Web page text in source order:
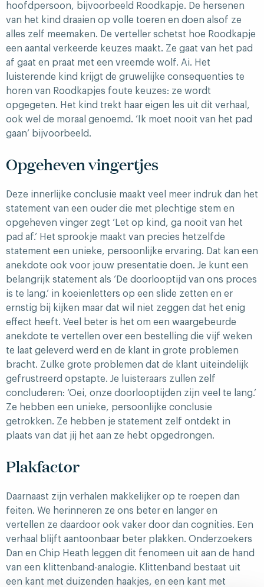
hoofdpersoon, bijvoorbeeld Roodkapje. De hersenen
van het kind draaien op volle toeren en doen alsof ze
alles zelf meemaken. De verteller schetst hoe Roodkapje
een aantal verkeerde keuzes maakt. Ze gaat van het pad
af gaat en praat met een vreemde wolf. Ai. Het
luisterende kind krijgt de gruwelijke consequenties te
horen van Roodkapjes foute keuzes: ze wordt
opgegeten. Het kind trekt haar eigen les uit dit verhaal,
ook wel de moraal genoemd. ‘Ik moet nooit van het pad
gaan’ bijvoorbeeld.
Opgeheven vingertjes
Deze innerlijke conclusie maakt veel meer indruk dan het
statement van een ouder die met plechtige stem en
opgeheven vinger zegt ‘Let op kind, ga nooit van het
pad af.’ Het sprookje maakt van precies hetzelfde
statement een unieke, persoonlijke ervaring. Dat kan een
anekdote ook voor jouw presentatie doen. Je kunt een
belangrijk statement als ‘De doorlooptijd van ons proces
is te lang.’ in koeienletters op een slide zetten en er
ernstig bij kijken maar dat wil niet zeggen dat het enig
effect heeft. Veel beter is het om een waargebeurde
anekdote te vertellen over een bestelling die vijf weken
te laat geleverd werd en de klant in grote problemen
bracht. Zulke grote problemen dat de klant uiteindelijk
gefrustreerd opstapte. Je luisteraars zullen zelf
concluderen: ‘Oei, onze doorlooptijden zijn veel te lang.’
Ze hebben een unieke, persoonlijke conclusie
getrokken. Ze hebben je statement zelf ontdekt in
plaats van dat jij het aan ze hebt opgedrongen.
Plakfactor
Daarnaast zijn verhalen makkelijker op te roepen dan
feiten. We herinneren ze ons beter en langer en
vertellen ze daardoor ook vaker door dan cognities. Een
verhaal blijft aantoonbaar beter plakken. Onderzoekers
Dan en Chip Heath leggen dit fenomeen uit aan de hand
van een klittenband-analogie. Klittenband bestaat uit
een kant met duizenden haakjes, en een kant met